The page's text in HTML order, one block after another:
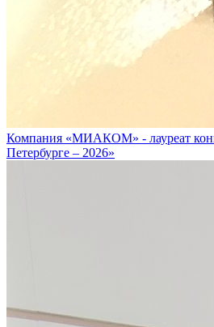
Компания «МИАКОМ» - лауреат
Петербурге – 2026»